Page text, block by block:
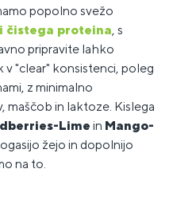
popolno svežo
čistega proteina, s
pripravite lahko
"clear" konsistenci, poleg
z minimalno
in laktoze. Kislega
Lime in Mango-
žejo in dopolnijo
na to.